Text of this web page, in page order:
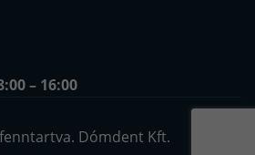
– 16:00
Dómdent Kft.